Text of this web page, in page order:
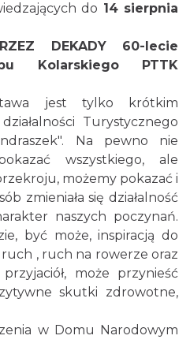
2026-08-23
2026-08-30
do 14 sierpnia
DEKADY 60-lecie
Kolarskiego PTTK
jest tylko krótkim
Turystycznego
Na pewno nie
wszystkiego, ale
możemy pokazać i
zmieniała się działalność
naszych poczynań.
być może, inspiracją do
ruch , ruch na rowerze oraz
może przynieść
skutki zdrowotne,
w Domu Narodowym